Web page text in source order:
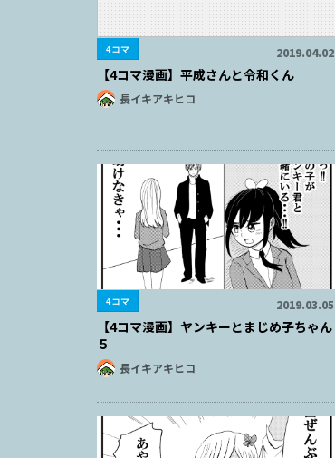
4コマ 2019.04.02
【4コマ漫画】平成さんと令和くん
長イキアキヒコ
4コマ 2019.03.05
【4コマ漫画】ヤンキーとまじめ子ちゃん
５
長イキアキヒコ